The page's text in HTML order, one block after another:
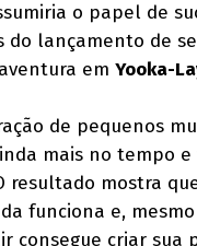
o papel de
do lançamento de
em Yooka-
de pequenos
mais no tempo e
resultado mostra
funciona e,
consegue criar sua